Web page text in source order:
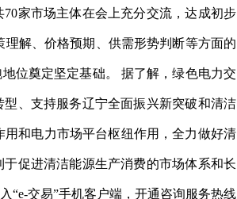
家市场主体在会上充分交流，达成初步
解、价格预期、供需形势判断等方面的
位奠定坚定基础。 据了解，绿色电力交
、支持服务辽宁全面振兴新突破和清洁
和电力市场平台枢纽作用，全力做好清
促进清洁能源生产消费的市场体系和长
“e-交易”手机客户端，开通咨询服务热线